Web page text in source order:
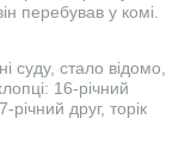
перебував у комі.
суду, стало відомо,
16-річний
друг, торік